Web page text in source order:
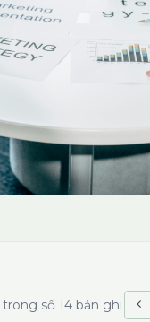
số 14 bản ghi